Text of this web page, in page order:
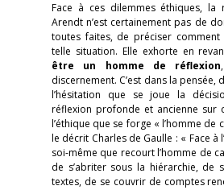
Face à ces dilemmes éthiques, la
Arendt n’est certainement pas de
toutes faites, de préciser
telle situation. Elle exhorte en
être un homme de réflexion
discernement. C’est dans la pensée,
l’hésitation que se joue la
réflexion profonde et ancienne sur
l’éthique que se forge « l’homme de
le décrit Charles de Gaulle : « Face à
soi-même que recourt l’homme de
de s’abriter sous la hiérarchie, de
textes, de se couvrir de comptes